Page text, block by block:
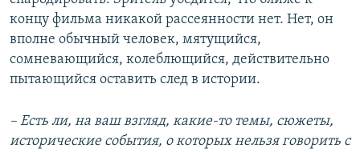
концу фильма никакой рассеянности нет. Нет, он
вполне обычный человек, мятущийся,
сомневающийся, колеблющийся, действительно
пытающийся оставить след в истории.
– Есть ли, на ваш взгляд, какие-то темы, сюжеты,
исторические события, о которых нельзя говорить с